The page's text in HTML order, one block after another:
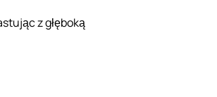
z głęboką